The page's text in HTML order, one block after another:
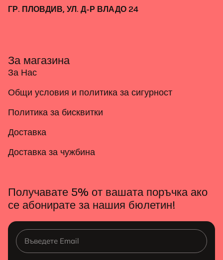
ГР. ПЛОВДИВ, УЛ. Д-Р ВЛАДО 24
За магазина
За Нас
Общи условия и политика за сигурност
Политика за бисквитки
Доставка
Доставка за чужбина
Получавате 5% от вашата поръчка ако
се абонирате за нашия бюлетин!